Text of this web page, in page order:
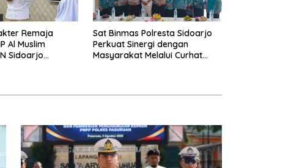
Remaja
Al Muslim
Sidoarjo
Sat Binmas Polresta Sidoarjo
Perkuat Sinergi dengan
Masyarakat Melalui Curhat